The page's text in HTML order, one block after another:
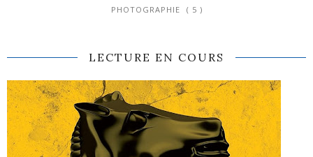
PHOTOGRAPHIE ( 5 )
LECTURE EN COURS